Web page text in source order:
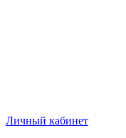
Личный кабинет